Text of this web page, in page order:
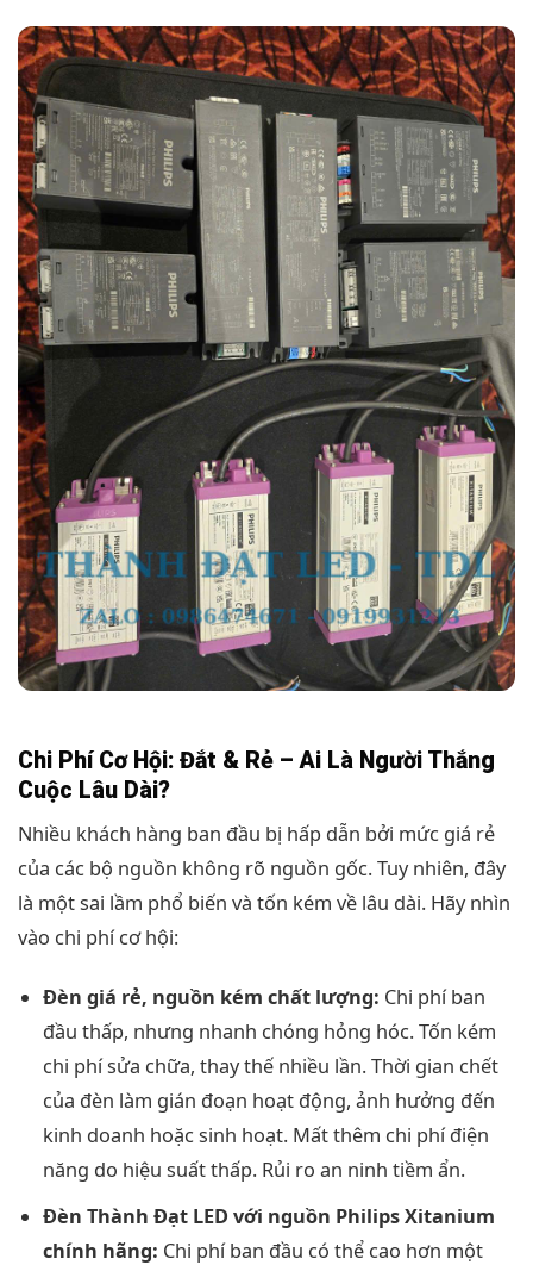
Chi Phí Cơ Hội: Đắt & Rẻ – Ai Là Người Thắng
Cuộc Lâu Dài?
Nhiều khách hàng ban đầu bị hấp dẫn bởi mức giá rẻ
của các bộ nguồn không rõ nguồn gốc. Tuy nhiên, đây
là một sai lầm phổ biến và tốn kém về lâu dài. Hãy nhìn
vào chi phí cơ hội:
Đèn giá rẻ, nguồn kém chất lượng: Chi phí ban
đầu thấp, nhưng nhanh chóng hỏng hóc. Tốn kém
chi phí sửa chữa, thay thế nhiều lần. Thời gian chết
của đèn làm gián đoạn hoạt động, ảnh hưởng đến
kinh doanh hoặc sinh hoạt. Mất thêm chi phí điện
năng do hiệu suất thấp. Rủi ro an ninh tiềm ẩn.
Đèn Thành Đạt LED với nguồn Philips Xitanium
chính hãng: Chi phí ban đầu có thể cao hơn một